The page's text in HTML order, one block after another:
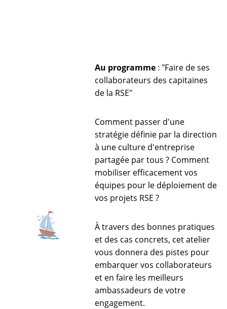
Au programme: "Faire de ses
collaborateurs des capitaines
de la RSE"
Comment passer d'une
stratégie définie par la direction
à une culture d'entreprise
partagée par tous ? Comment
mobiliser efficacement vos
équipes pour le déploiement de
vos projets RSE ?
À travers des bonnes pratiques
et des cas concrets, cet atelier
vous donnera des pistes pour
embarquer vos collaborateurs
et en faire les meilleurs
ambassadeurs de votre
engagement.